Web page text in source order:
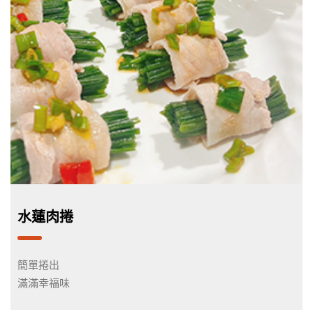
水蓮肉捲
簡單捲出
滿滿幸福味